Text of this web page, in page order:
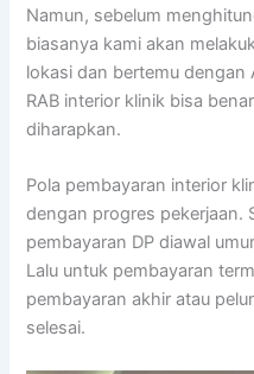
Namun, sebelum
biasanya kami akan
lokasi dan bertemu dengan
RAB interior klinik bisa
diharapkan.
Pola pembayaran interior
dengan progres pekerjaan.
pembayaran DP diawal
Lalu untuk pembayaran
pembayaran akhir atau
selesai.